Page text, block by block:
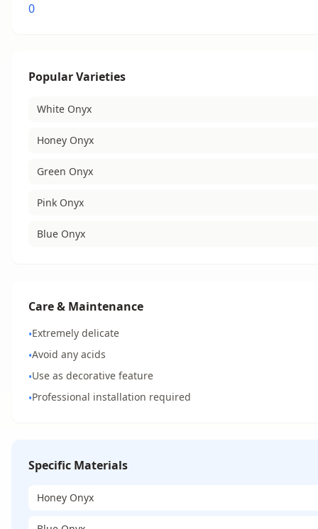
0
Popular Varieties
White Onyx
Honey Onyx
Green Onyx
Pink Onyx
Blue Onyx
Care & Maintenance
•Extremely delicate
•Avoid any acids
•Use as decorative feature
•Professional installation required
Specific Materials
Honey Onyx